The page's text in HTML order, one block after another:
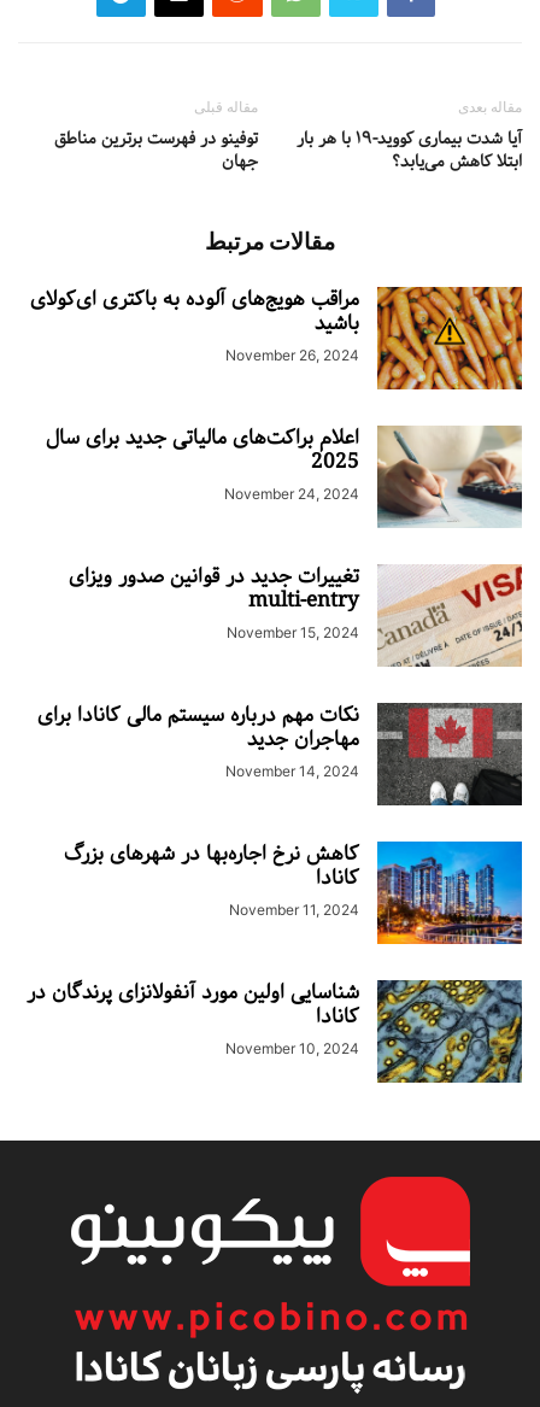
مقاله قبلی
توفینو در فهرست برترین مناطق
جهان
مقاله بعدی
آیا شدت بیماری کووید-۱۹ با هر بار
ابتلا کاهش می‌یابد؟
مقالات مرتبط
مراقب هویج‌های آلوده به باکتری ای‌کولای
باشید
November 26, 2024
اعلام براکت‌های مالیاتی جدید برای سال
2025
November 24, 2024
تغییرات جدید در قوانین صدور ویزای
multi-entry
November 15, 2024
نکات مهم درباره سیستم مالی کانادا برای
مهاجران جدید
November 14, 2024
کاهش نرخ اجاره‌بها در شهرهای بزرگ
کانادا
November 11, 2024
شناسایی اولین مورد آنفولانزای پرندگان در
کانادا
November 10, 2024